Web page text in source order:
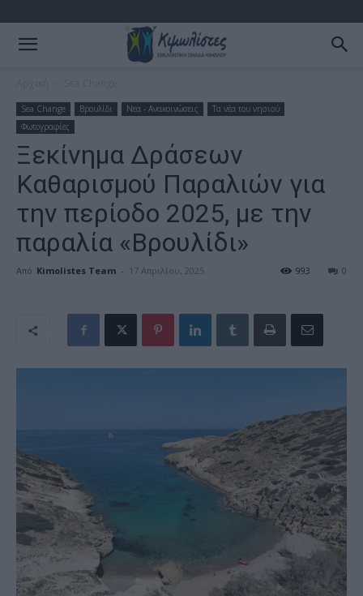
Sea Change Βρουλίδι Νεα - Ανακοινώσεις
Τα νέα του νησιού
Φωτογραφίες
Ξεκίνημα Δράσεων
Καθαρισμού Παραλιών για
την περίοδο 2025, με την
παραλία «Bρουλίδι»
Από Kimolistes Team - 17 Απριλίου, 2025 0
993